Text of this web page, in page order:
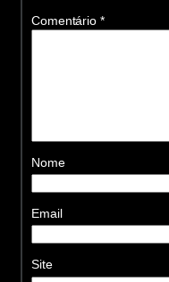
Comentário *
Nome
Email
Site